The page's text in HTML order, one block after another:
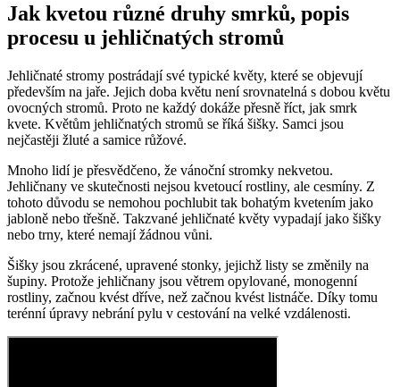
Jak kvetou různé druhy smrků, popis
procesu u jehličnatých stromů
Jehličnaté stromy postrádají své typické květy, které se objevují
především na jaře. Jejich doba květu není srovnatelná s dobou květu
ovocných stromů. Proto ne každý dokáže přesně říct, jak smrk
kvete. Květům jehličnatých stromů se říká šišky. Samci jsou
nejčastěji žluté a samice růžové.
Mnoho lidí je přesvědčeno, že vánoční stromky nekvetou.
Jehličnany ve skutečnosti nejsou kvetoucí rostliny, ale cesmíny. Z
tohoto důvodu se nemohou pochlubit tak bohatým kvetením jako
jabloně nebo třešně. Takzvané jehličnaté květy vypadají jako šišky
nebo trny, které nemají žádnou vůni.
Šišky jsou zkrácené, upravené stonky, jejichž listy se změnily na
šupiny. Protože jehličnany jsou větrem opylované, monogenní
rostliny, začnou kvést dříve, než začnou kvést listnáče. Díky tomu
terénní úpravy nebrání pylu v cestování na velké vzdálenosti.